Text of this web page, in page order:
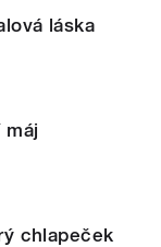
láska
máj
chlapeček